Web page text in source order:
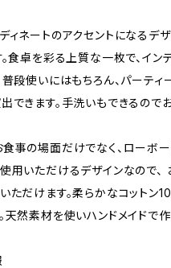
ィネートのアクセントになるデ
。食卓を彩る上質な一枚で、イン
普段使いにはもちろん、パーティ
できます。手洗いもできるので
事の場面だけでなく、ローボー
用いただけるデザインなので、
ただけます。柔らかなコットン
天然素材を使いハンドメイドで作